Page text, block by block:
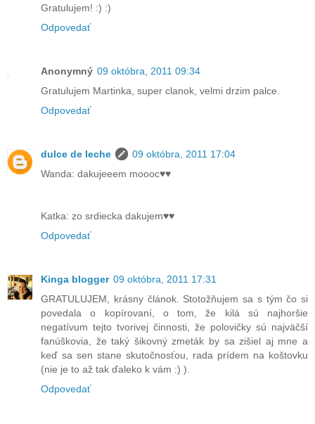
Gratulujem! :) :)
Odpovedať
Anonymný 09 októbra, 2011 09:34
Gratulujem Martinka, super clanok, velmi drzim palce.
Odpovedať
dulce de leche
09 októbra, 2011 17:04
Wanda: dakujeeem moooc♥♥
Katka: zo srdiecka dakujem♥♥
Odpovedať
Kinga blogger 09 októbra, 2011 17:31
GRATULUJEM, krásny článok. Stotožňujem sa s tým čo si
povedala o kopírovaní, o tom, že kilá sú najhoršie
negatívum tejto tvorivej činnosti, že polovičky sú najväčší
fanúškovia, že taký šikovný zmeták by sa zišiel aj mne a
keď sa sen stane skutočnosťou, rada prídem na koštovku
(nie je to až tak ďaleko k vám :) ).
Odpovedať